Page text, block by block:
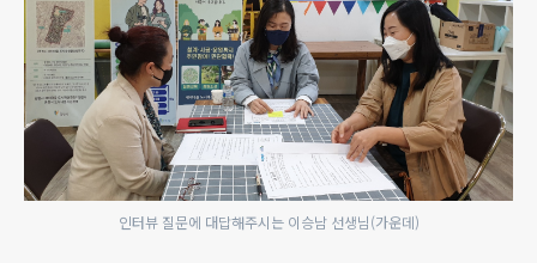
인터뷰 질문에 대답해주시는 이승남 선생님(가운데)